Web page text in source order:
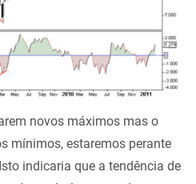
novos máximos mas o
mínimos, estaremos perante
indicaria que a tendência de